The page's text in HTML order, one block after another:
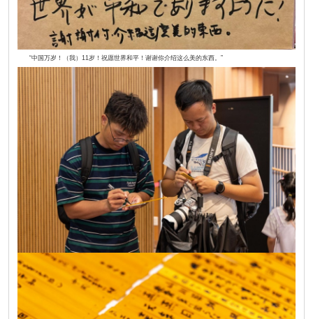
“中国万岁！（我）11岁！祝愿世界和平！谢谢你介绍这么美的东西。”